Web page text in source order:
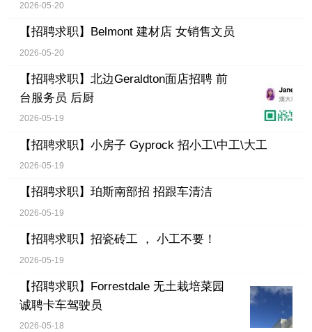
2026-05-20
【招聘求职】 Belmont 建材店 女销售文员
2026-05-20
【招聘求职】 北边Geraldton面店招聘 前
台服务员 后厨
2026-05-19
【招聘求职】 小房子 Gyprock 招小工\中工\大工
2026-05-19
【招聘求职】 珀斯南部招 招跟车清洁
2026-05-19
【招聘求职】 招瓷砖工 ， 小工不要！
2026-05-19
【招聘求职】 Forrestdale 无土栽培菜园
诚聘卡车驾驶员
2026-05-18